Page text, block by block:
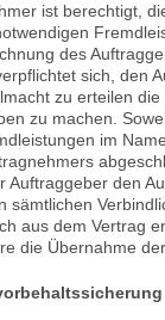
ist berechtigt,
des
sich, den
zu erteilen die
zu machen.
im
Auftraggeber den
sämtlichen
aus dem Vertrag
die Übernahme der